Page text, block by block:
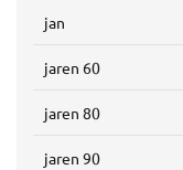
jan
jaren 60
jaren 80
jaren 90